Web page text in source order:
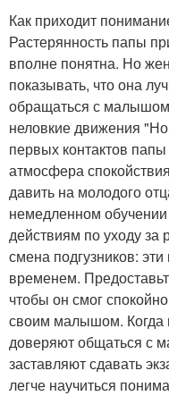
Как приходит
Растерянность папы
вполне понятна. Но
показывать, что она
обращаться с
неловкие движения
первых контактов
атмосфера
давить на молодого
немедленном
действиям по уходу за
смена подгузников:
временем.
чтобы он смог
своим малышом. Когда
доверяют общаться с
заставляют сдавать
легче научиться